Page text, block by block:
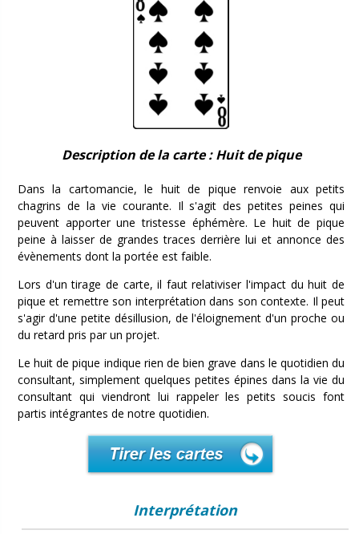
Description de la carte : Huit de pique
Dans la cartomancie, le huit de pique renvoie aux petits
chagrins de la vie courante. Il s'agit des petites peines qui
peuvent apporter une tristesse éphémère. Le huit de pique
peine à laisser de grandes traces derrière lui et annonce des
évènements dont la portée est faible.
Lors d'un tirage de carte, il faut relativiser l'impact du huit de
pique et remettre son interprétation dans son contexte. Il peut
s'agir d'une petite désillusion, de l'éloignement d'un proche ou
du retard pris par un projet.
Le huit de pique indique rien de bien grave dans le quotidien du
consultant, simplement quelques petites épines dans la vie du
consultant qui viendront lui rappeler les petits soucis font
partis intégrantes de notre quotidien.
Interprétation